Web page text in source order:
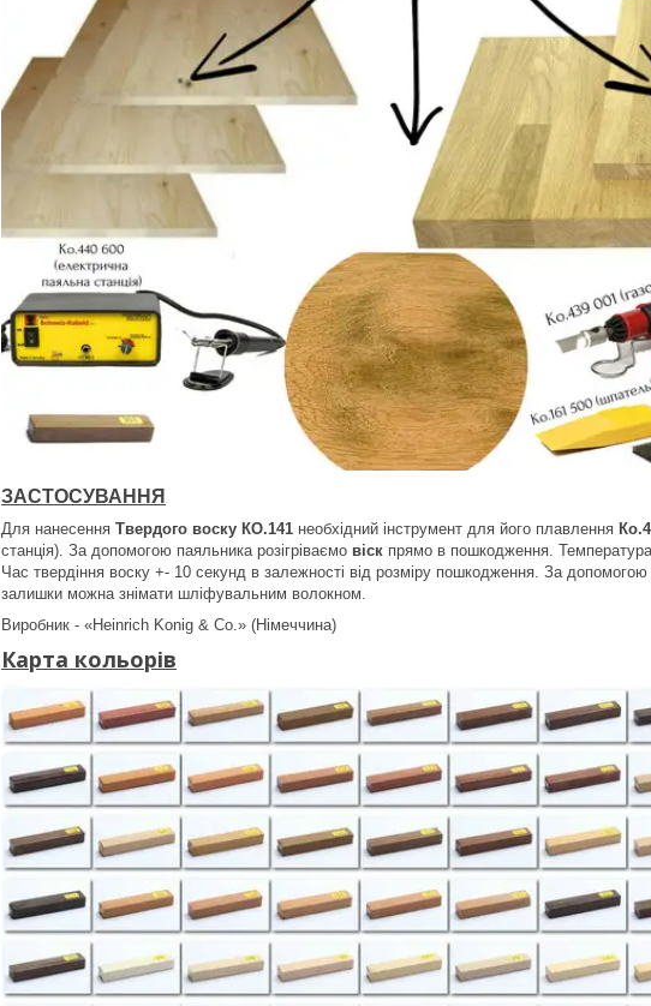
ЗАСТОСУВАННЯ
Для нанесення Твердого воску КО.141 необхідний інструмент для його плавлення
станція). За допомогою паяльника розігріваємо віск прямо в пошкодження.
Час твердіння воску +- 10 секунд в залежності від розміру пошкодження. За допомогою
залишки можна знімати шліфувальним волокном.
Виробник - «Heinrich Konig & Co.» (Німеччина)
Карта кольорів